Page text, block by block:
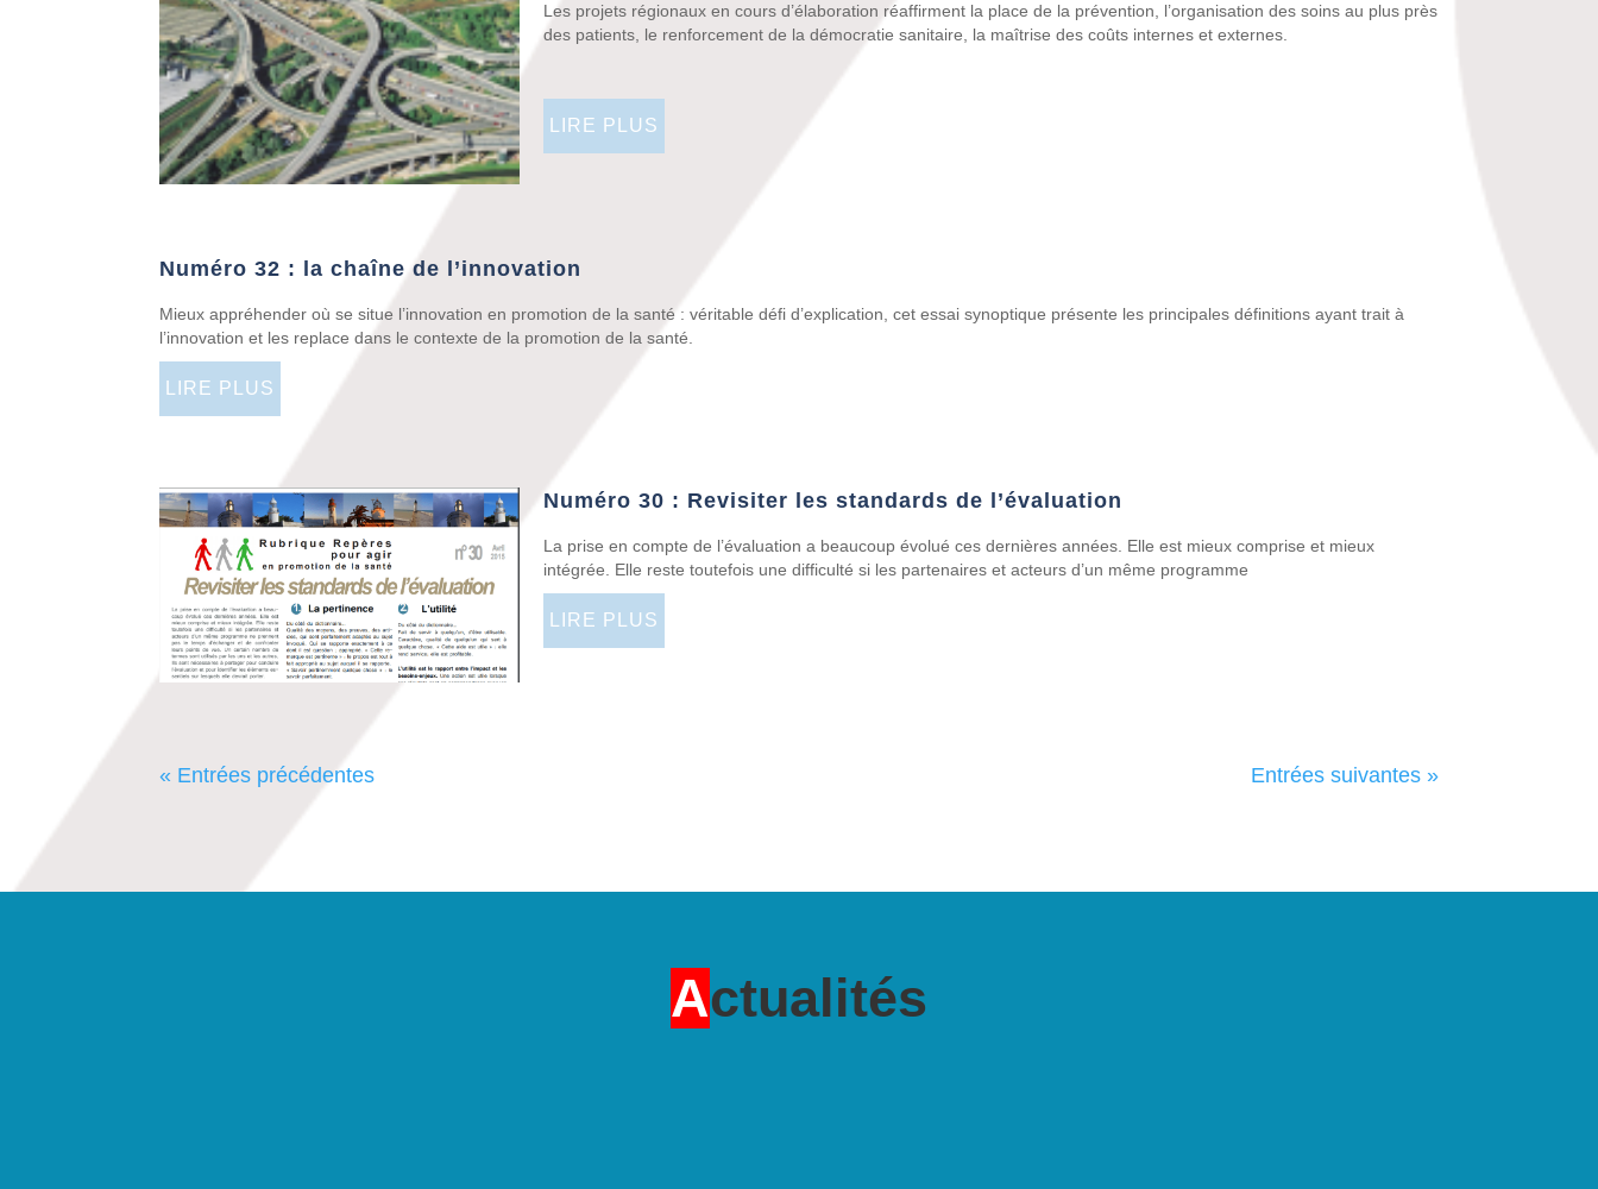
Les projets régionaux en cours d’élaboration réaffirment la place de la prévention, l’organisation des soins au plus près
des patients, le renforcement de la démocratie sanitaire, la maîtrise des coûts internes et externes.
LIRE PLUS
Numéro 32 : la chaîne de l’innovation
Mieux appréhender où se situe l’innovation en promotion de la santé : véritable défi d’explication, cet essai synoptique présente les principales définitions ayant trait à
l’innovation et les replace dans le contexte de la promotion de la santé.
LIRE PLUS
Numéro 30 : Revisiter les standards de l’évaluation
La prise en compte de l’évaluation a beaucoup évolué ces dernières années. Elle est mieux comprise et mieux
intégrée. Elle reste toutefois une difficulté si les partenaires et acteurs d’un même programme
LIRE PLUS
« Entrées précédentes Entrées suivantes »
Actualités